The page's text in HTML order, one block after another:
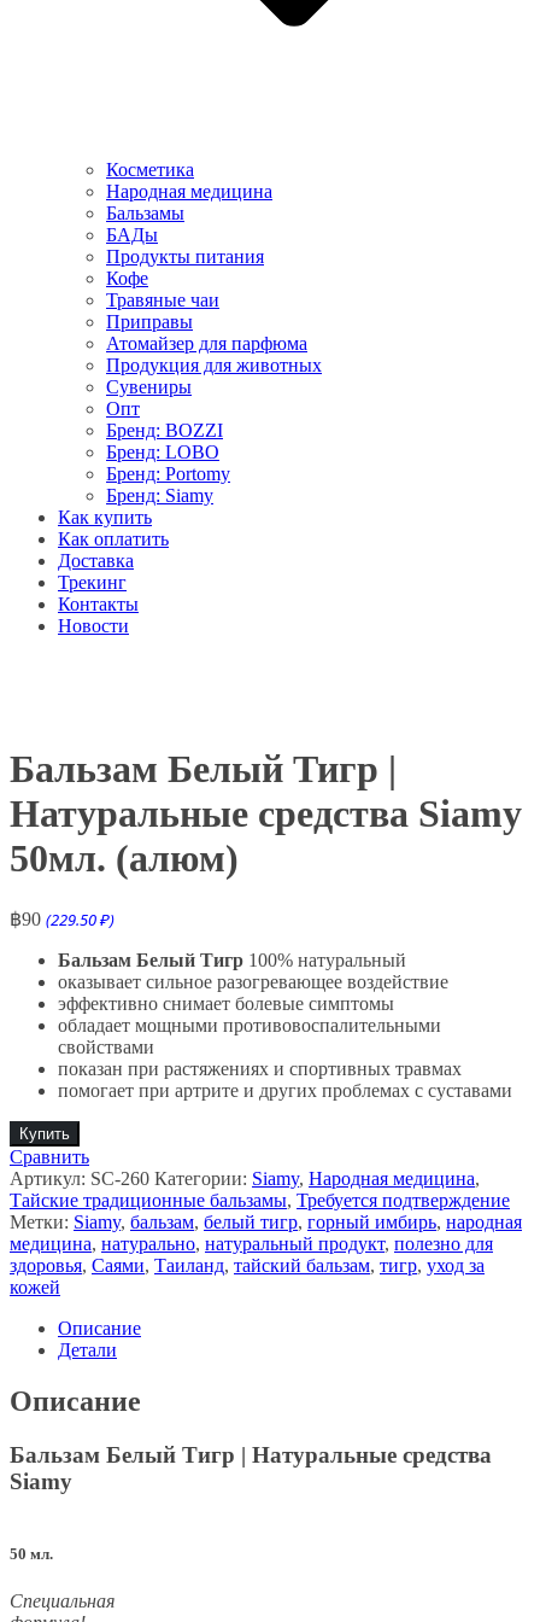
Косметика
Народная медицина
Бальзамы
БАДы
Продукты питания
Кофе
Травяные чаи
Приправы
Атомайзер для парфюма
Продукция для животных
Сувениры
Опт
Бренд: BOZZI
Бренд: LOBO
Бренд: Portomy
Бренд: Siamy
Как купить
Как оплатить
Доставка
Трекинг
Контакты
Новости
Бальзам Белый Тигр |
Натуральные средства Siamy
50мл. (алюм)
฿90 (229.50 ₽)
Бальзам Белый Тигр 100% натуральный
оказывает сильное разогревающее воздействие
эффективно снимает болевые симптомы
обладает мощными противовоспалительными
свойствами
показан при растяжениях и спортивных травмах
помогает при артрите и других проблемах с суставами
Купить
Сравнить
Артикул: SC-260 Категории: Siamy, Народная медицина,
Тайские традиционные бальзамы, Требуется подтверждение
Метки: Siamy, бальзам, белый тигр, горный имбирь, народная
медицина, натурально, натуральный продукт, полезно для
здоровья, Саями, Таиланд, тайский бальзам, тигр, уход за
кожей
Описание
Детали
Описание
Бальзам Белый Тигр | Натуральные средства
Siamy
50 мл.
Специальная